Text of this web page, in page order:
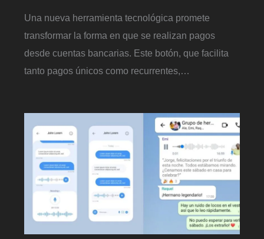
Una nueva herramienta tecnológica promete
transformar la forma en que se realizan pagos
desde cuentas bancarias. Este botón, que facilita
tanto pagos únicos como recurrentes,…